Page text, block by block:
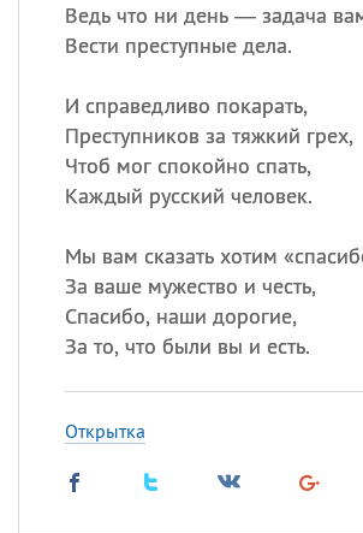
Ведь что ни день — задача
Вести преступные дела.
И справедливо покарать,
Преступников за тяжкий грех,
Чтоб мог спокойно спать,
Каждый русский человек.
Мы вам сказать хотим
За ваше мужество и честь,
Спасибо, наши дорогие,
За то, что были вы и есть.
Открытка